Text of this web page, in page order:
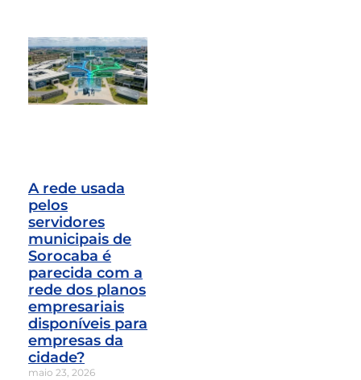
A rede usada
pelos
servidores
municipais de
Sorocaba é
parecida com a
rede dos planos
empresariais
disponíveis para
empresas da
cidade?
maio 23, 2026